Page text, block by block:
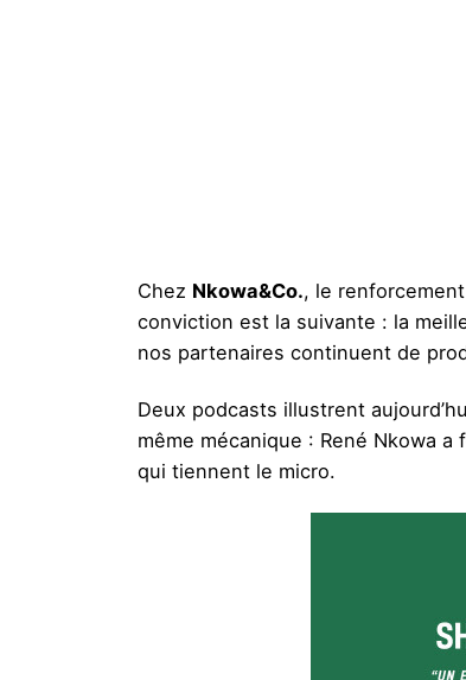
Chez Nkowa&Co., le
conviction est la suivante : la
nos partenaires continuent de
Deux podcasts illustrent
même mécanique : René Nkowa
qui tiennent le micro.